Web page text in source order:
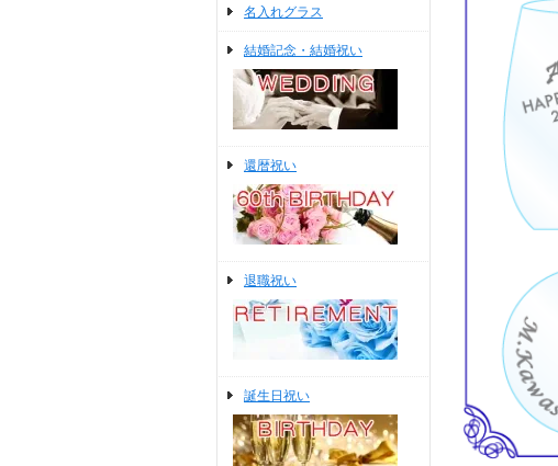
名入れグラス
結婚記念・結婚祝い
還暦祝い
退職祝い
誕生日祝い